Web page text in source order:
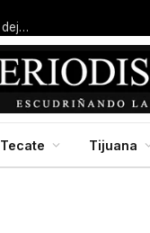
Tecate Tijuana